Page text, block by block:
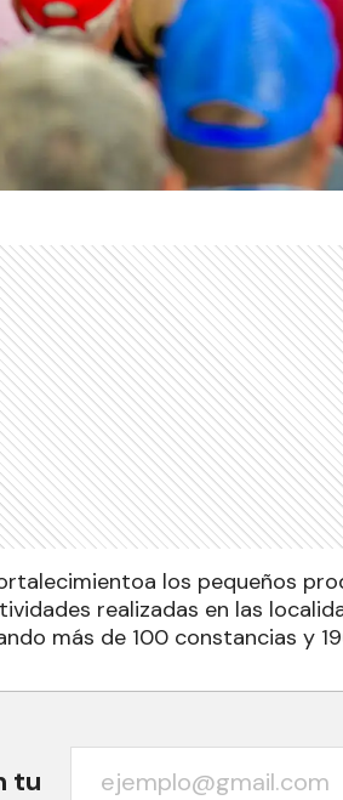
los pequeños
realizadas en las
más de 100 constancias y
tu